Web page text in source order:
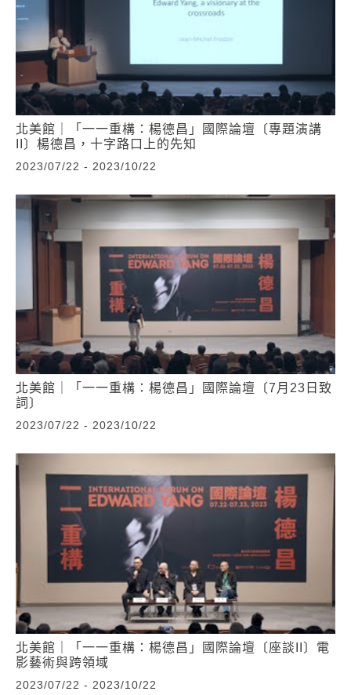
北美館｜「一一重構：楊德昌」國際論壇〔專題演講
II〕楊德昌，十字路口上的先知
2023/07/22 - 2023/10/22
北美館｜「一一重構：楊德昌」國際論壇〔7月23日致
詞〕
2023/07/22 - 2023/10/22
北美館｜「一一重構：楊德昌」國際論壇〔座談II〕電
影藝術與跨領域
2023/07/22 - 2023/10/22